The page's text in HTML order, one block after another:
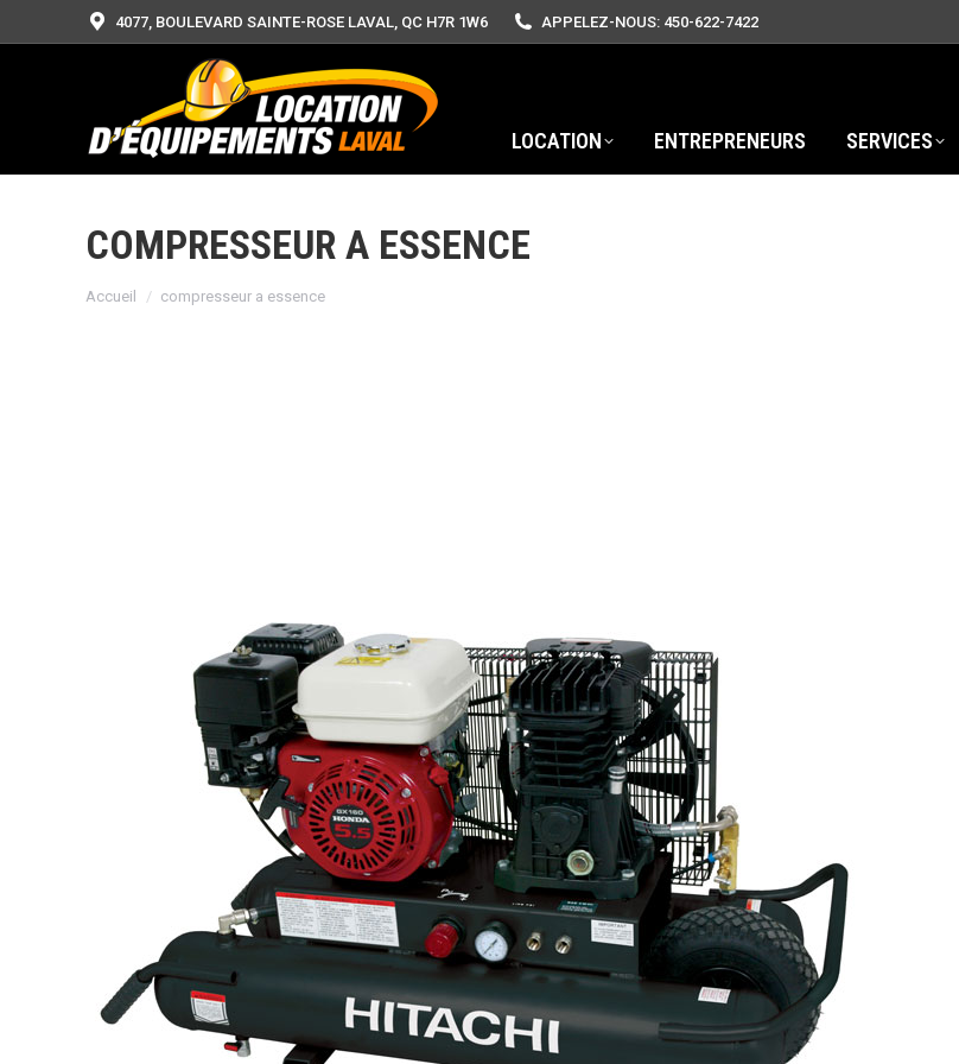
4077, BOULEVARD SAINTE-ROSE LAVAL, QC H7R 1W6 APPELEZ-NOUS: 450-622-7422
LOCATION ENTREPRENEURS SERVICES
COMPRESSEUR A ESSENCE
Vous êtes ici :
Accueil compresseur a essence